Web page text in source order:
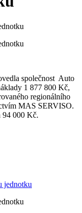
společnost Auto
1 877 800 Kč,
regionálního
MAS SERVISO.
94 000 Kč.